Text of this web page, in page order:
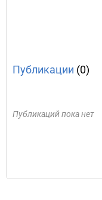
Публикации (0)
Публикаций пока нет